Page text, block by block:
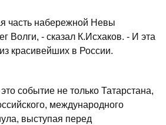
часть набережной Невы
Волги, - сказал К.Исхаков. - И эта
красивейших в России.
событие не только Татарстана,
международного
выступая перед